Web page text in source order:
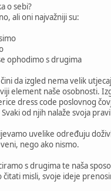
o sebi?
ali oni najvažniji su:
ophodimo s drugima
da izgled nema velik
element naše osobnosti.
dress code poslovnog
od njih nalaže svoja
uvelike određuju
nego ako nismo.
s drugima te naša
misli, svoje ideje